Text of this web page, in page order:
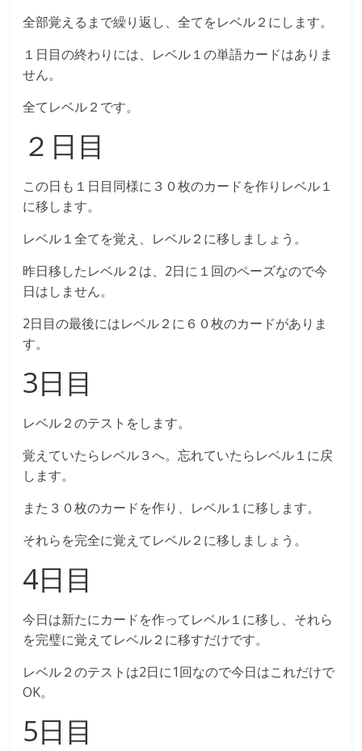
全部覚えるまで繰り返し、全てをレベル２にします。
１日目の終わりには、レベル１の単語カードはありま
せん。
全てレベル２です。
２日目
この日も１日目同様に３０枚のカードを作りレベル１
に移します。
レベル１全てを覚え、レベル２に移しましょう。
昨日移したレベル２は、2日に１回のペーズなので今
日はしません。
2日目の最後にはレベル２に６０枚のカードがありま
す。
3日目
レベル２のテストをします。
覚えていたらレベル３へ。忘れていたらレベル１に戻
します。
また３０枚のカードを作り、レベル１に移します。
それらを完全に覚えてレベル２に移しましょう。
4日目
今日は新たにカードを作ってレベル１に移し、それら
を完璧に覚えてレベル２に移すだけです。
レベル２のテストは2日に1回なので今日はこれだけで
OK。
5日目